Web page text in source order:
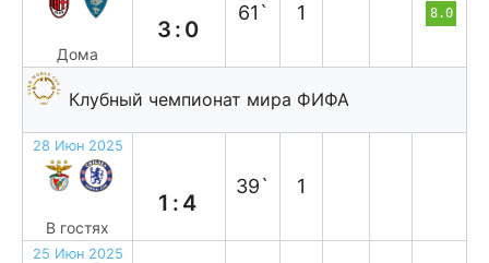
Дома
3:0
61` 1 8.0
Клубный чемпионат мира ФИФА
28 Июн 2025
В гостях
1:4
39` 1
25 Июн 2025